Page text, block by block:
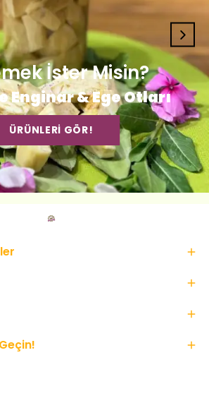
İster Misin?
Enginar & Ege Otları
ÜRÜNLERİ GÖR!